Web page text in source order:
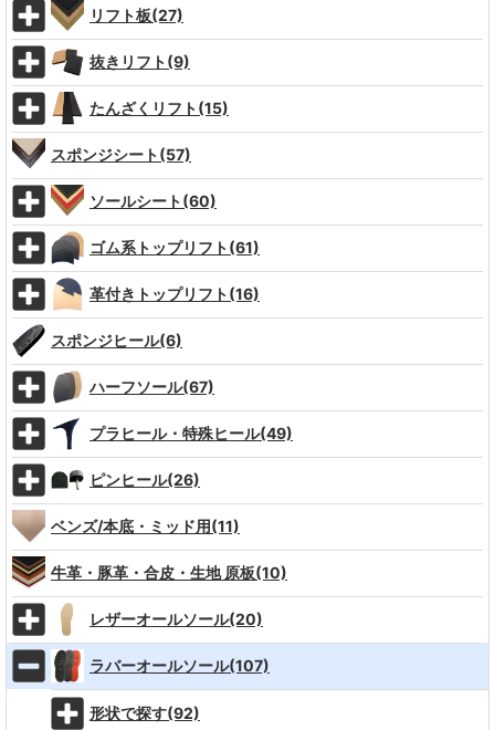
リフト板(27)
抜きリフト(9)
たんざくリフト(15)
スポンジシート(57)
ソールシート(60)
ゴム系トップリフト(61)
革付きトップリフト(16)
スポンジヒール(6)
ハーフソール(67)
プラヒール・特殊ヒール(49)
ピンヒール(26)
ベンズ/本底・ミッド用(11)
牛革・豚革・合皮・生地 原板(10)
レザーオールソール(20)
ラバーオールソール(107)
形状で探す(92)